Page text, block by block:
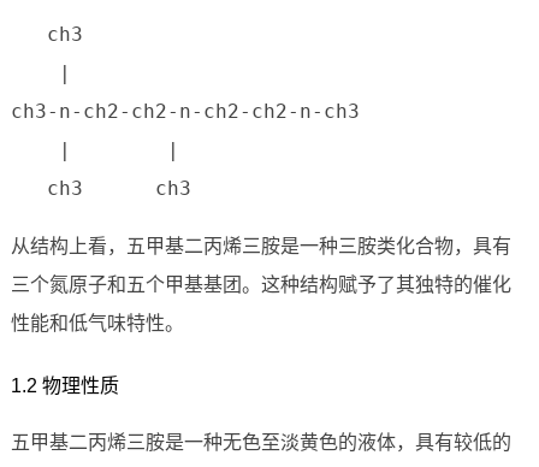
ch3-n-ch2-ch2-n-ch2-ch2-n-ch3
   ch3      ch3
从结构上看，五甲基二丙烯三胺是一种三胺类化合物，具有
三个氮原子和五个甲基基团。这种结构赋予了其独特的催化
性能和低气味特性。
1.2 物理性质
五甲基二丙烯三胺是一种无色至淡黄色的液体，具有较低的